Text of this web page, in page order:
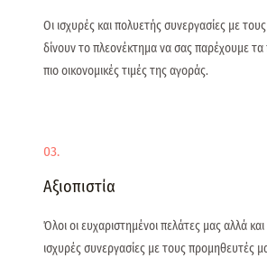
Οι ισχυρές και πολυετής συνεργασίες με
δίνουν το πλεονέκτημα να σας παρέχουμε τα
πιο οικονομικές τιμές της αγοράς.
03.
Αξιοπιστία
Όλοι οι ευχαριστημένοι πελάτες μας αλλά
ισχυρές συνεργασίες με τους προμηθευτές